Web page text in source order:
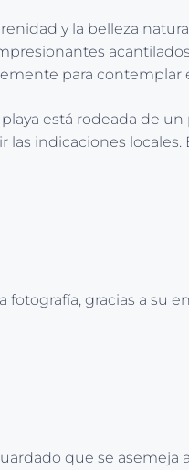
y la belleza
para contemplar
está rodeada de
indicaciones
gracias a su
que se asemeja